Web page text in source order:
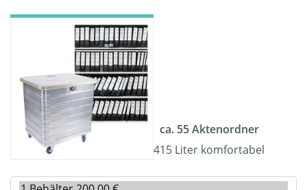
ca. 55 Aktenordner
415 Liter komfortabel